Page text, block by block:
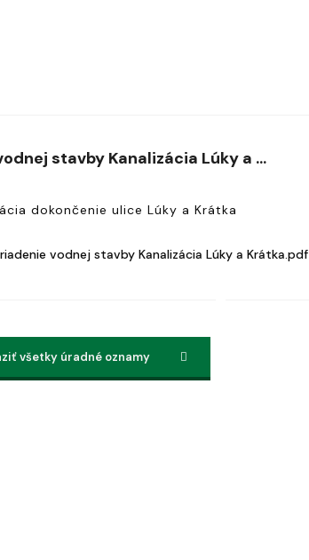
stavby Kanalizácia Lúky a ...
dokončenie ulice Lúky a Krátka
vodnej stavby Kanalizácia Lúky a Krátka.pdf
všetky úradné oznamy